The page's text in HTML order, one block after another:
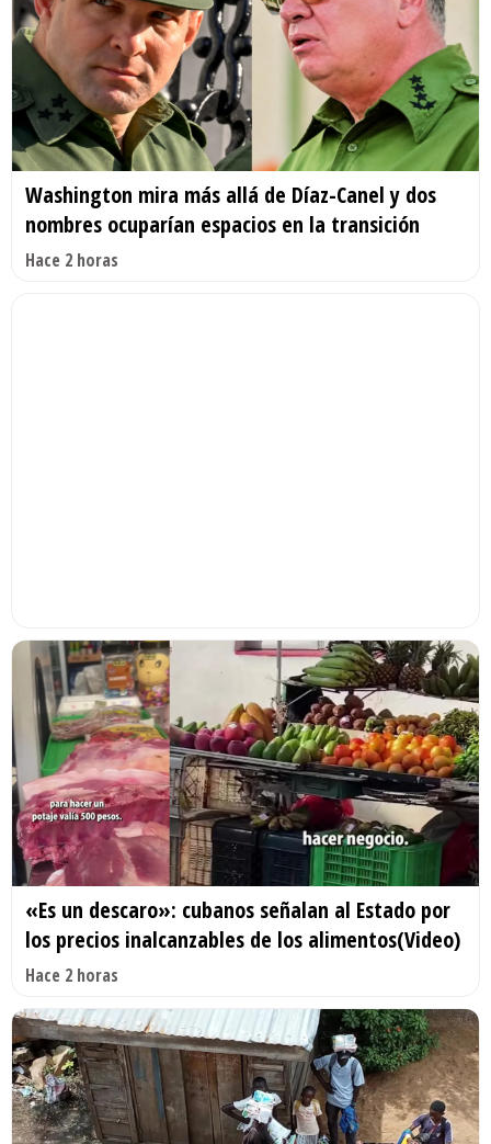
Washington mira más allá de Díaz-Canel y dos
nombres ocuparían espacios en la transición
Hace 2 horas
«Es un descaro»: cubanos señalan al Estado por
los precios inalcanzables de los alimentos(Video)
Hace 2 horas